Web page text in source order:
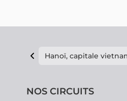
Hanoï, capitale
NOS CIRCUITS